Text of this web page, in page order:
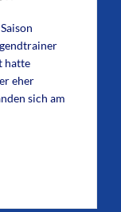
hatte
eher
sich am